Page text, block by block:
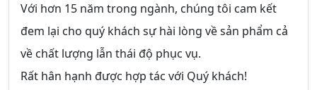
Với hơn 15 năm trong ngành, chúng tôi cam kết
đem lại cho quý khách sự hài lòng về sản phẩm cả
về chất lượng lẫn thái độ phục vụ.
Rất hân hạnh được hợp tác với Quý khách!